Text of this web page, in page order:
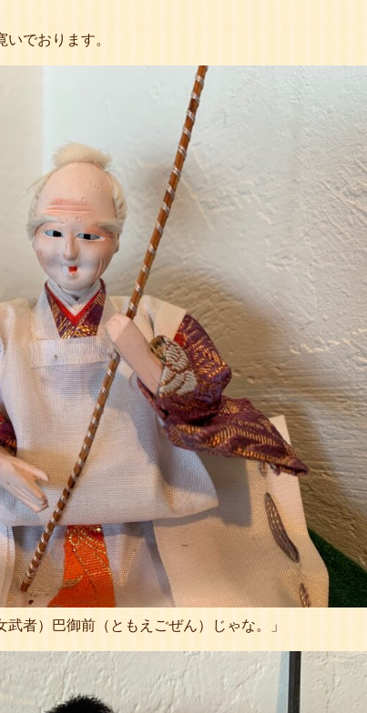
でおります。
者）巴御前（ともえごぜん）じゃな。」